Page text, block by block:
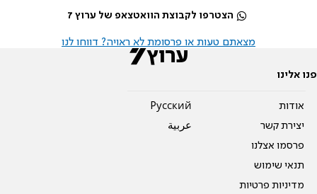
הצטרפו לקבוצת הוואטצאפ של ערוץ 7
מצאתם טעות או פרסומת לא ראויה? דווחו לנו
פנו אלינו
אודות
יצירת קשר
פרסמו אצלנו
תנאי שימוש
מדיניות פרטיות
Pусский
عربية